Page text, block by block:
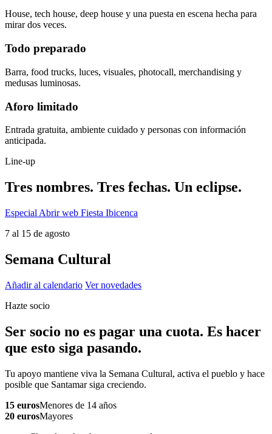
House, tech house, deep house y una puesta en escena hecha para
mirar dos veces.
Todo preparado
Barra, food trucks, luces, visuales, photocall, merchandising y
medusas luminosas.
Aforo limitado
Entrada gratuita, ambiente cuidado y personas con información
anticipada.
Line-up
Tres nombres. Tres fechas. Un eclipse.
Especial Abrir web Fiesta Ibicenca
7 al 15 de agosto
Semana Cultural
Añadir al calendario Ver novedades
Hazte socio
Ser socio no es pagar una cuota. Es hacer
que esto siga pasando.
Tu apoyo mantiene viva la Semana Cultural, activa el pueblo y hace
posible que Santamar siga creciendo.
15 eurosMenores de 14 años
20 eurosMayores